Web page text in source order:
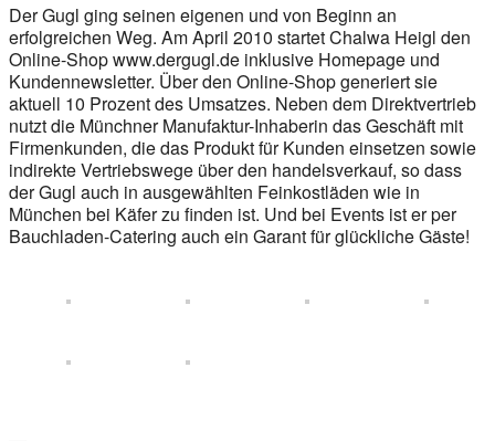
Der Gugl ging seinen eigenen und von Beginn an
erfolgreichen Weg. Am April 2010 startet Chalwa Heigl den
Online-Shop www.dergugl.de inklusive Homepage und
Kundennewsletter. Über den Online-Shop generiert sie
aktuell 10 Prozent des Umsatzes. Neben dem Direktvertrieb
nutzt die Münchner Manufaktur-Inhaberin das Geschäft mit
Firmenkunden, die das Produkt für Kunden einsetzen sowie
indirekte Vertriebswege über den handelsverkauf, so dass
der Gugl auch in ausgewählten Feinkostläden wie in
München bei Käfer zu finden ist. Und bei Events ist er per
Bauchladen-Catering auch ein Garant für glückliche Gäste!